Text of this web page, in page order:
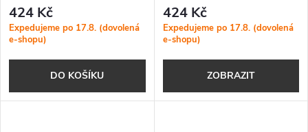
424 Kč
Expedujeme po 17.8. (dovolená
e-shopu)
DO KOŠÍKU
424 Kč
Expedujeme po 17.8. (dovolená
e-shopu)
ZOBRAZIT